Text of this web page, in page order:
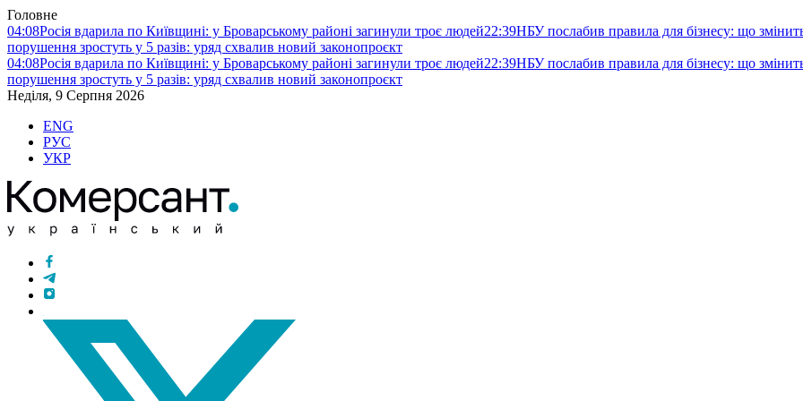
Головне
04:08Росія вдарила по Київщині: у Броварському районі загинули троє людей22:39НБУ послабив правила для бізнесу: що
порушення зростуть у 5 разів: уряд схвалив новий законопроєкт
04:08Росія вдарила по Київщині: у Броварському районі загинули троє людей22:39НБУ послабив правила для бізнесу: що
порушення зростуть у 5 разів: уряд схвалив новий законопроєкт
Неділя, 9 Серпня 2026
ENG
РУС
УКР